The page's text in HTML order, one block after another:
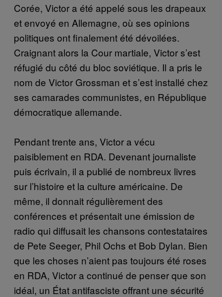
Corée, Victor a été appelé sous les drapeaux
et envoyé en Allemagne, où ses opinions
politiques ont finalement été dévoilées.
Craignant alors la Cour martiale, Victor s’est
réfugié du côté du bloc soviétique. Il a pris le
nom de Victor Grossman et s’est installé chez
ses camarades communistes, en République
démocratique allemande.
Pendant trente ans, Victor a vécu
paisiblement en RDA. Devenant journaliste
puis écrivain, il a publié de nombreux livres
sur l’histoire et la culture américaine. De
même, il donnait régulièrement des
conférences et présentait une émission de
radio qui diffusait les chansons contestataires
de Pete Seeger, Phil Ochs et Bob Dylan. Bien
que les choses n’aient pas toujours été roses
en RDA, Victor a continué de penser que son
idéal, un État antifasciste offrant une sécurité